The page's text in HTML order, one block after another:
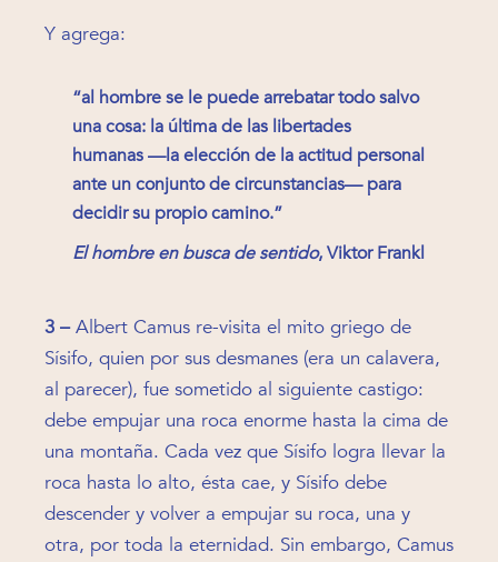
Y agrega:
“al hombre se le puede arrebatar todo salvo
una cosa: la última de las libertades
humanas —la elección de la actitud personal
ante un conjunto de circunstancias— para
decidir su propio camino.”
El hombre en busca de sentido, Viktor Frankl
3 –Albert Camus re-visita el mito griego de
Sísifo, quien por sus desmanes (era un calavera,
al parecer), fue sometido al siguiente castigo:
debe empujar una roca enorme hasta la cima de
una montaña. Cada vez que Sísifo logra llevar la
roca hasta lo alto, ésta cae, y Sísifo debe
descender y volver a empujar su roca, una y
otra, por toda la eternidad. Sin embargo, Camus